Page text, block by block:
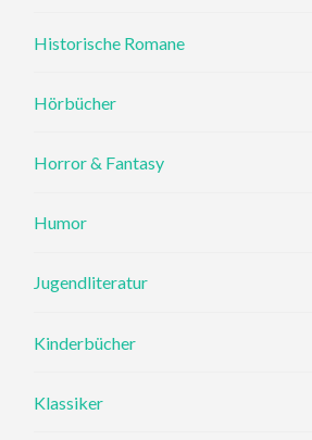
Historische Romane
Hörbücher
Horror & Fantasy
Humor
Jugendliteratur
Kinderbücher
Klassiker